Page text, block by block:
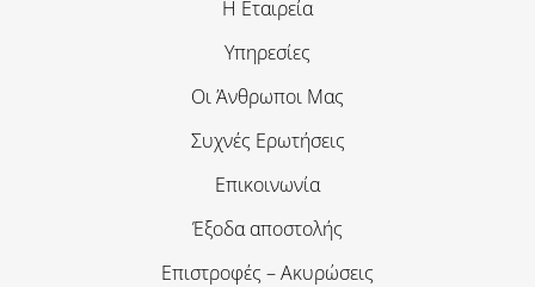
Η Εταιρεία
Υπηρεσίες
Οι Άνθρωποι Μας
Συχνές Ερωτήσεις
Επικοινωνία
Έξοδα αποστολής
Επιστροφές – Ακυρώσεις